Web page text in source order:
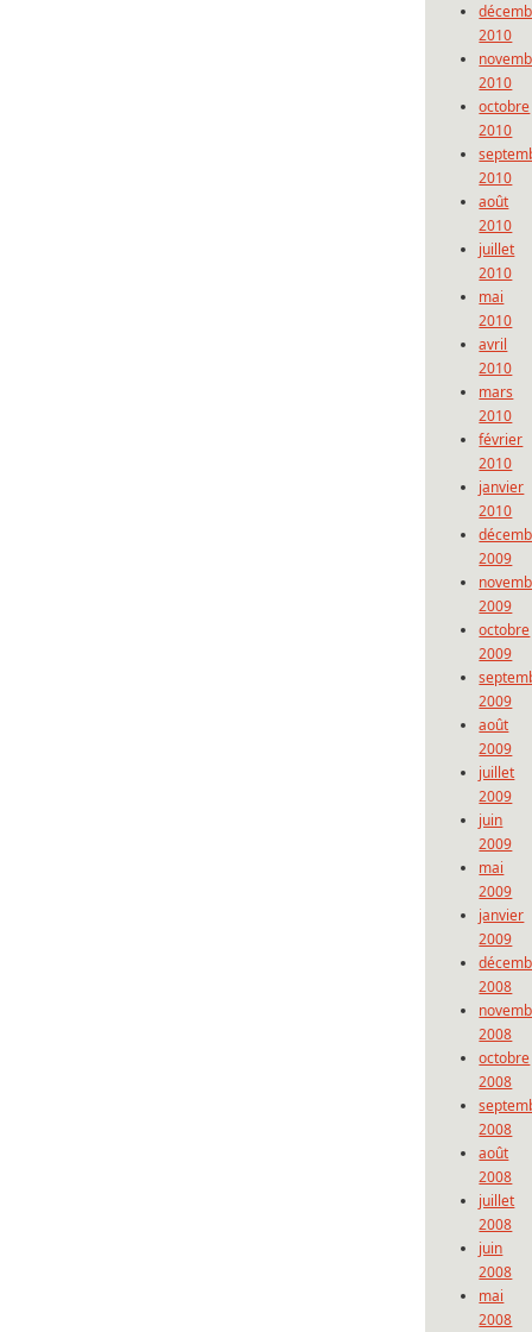
2010
2010
octobre
2010
2010
août
2010
juillet
2010
mai
2010
avril
2010
mars
2010
février
2010
janvier
2010
2009
2009
octobre
2009
2009
août
2009
juillet
2009
juin
2009
mai
2009
janvier
2009
2008
2008
octobre
2008
2008
août
2008
juillet
2008
juin
2008
mai
2008